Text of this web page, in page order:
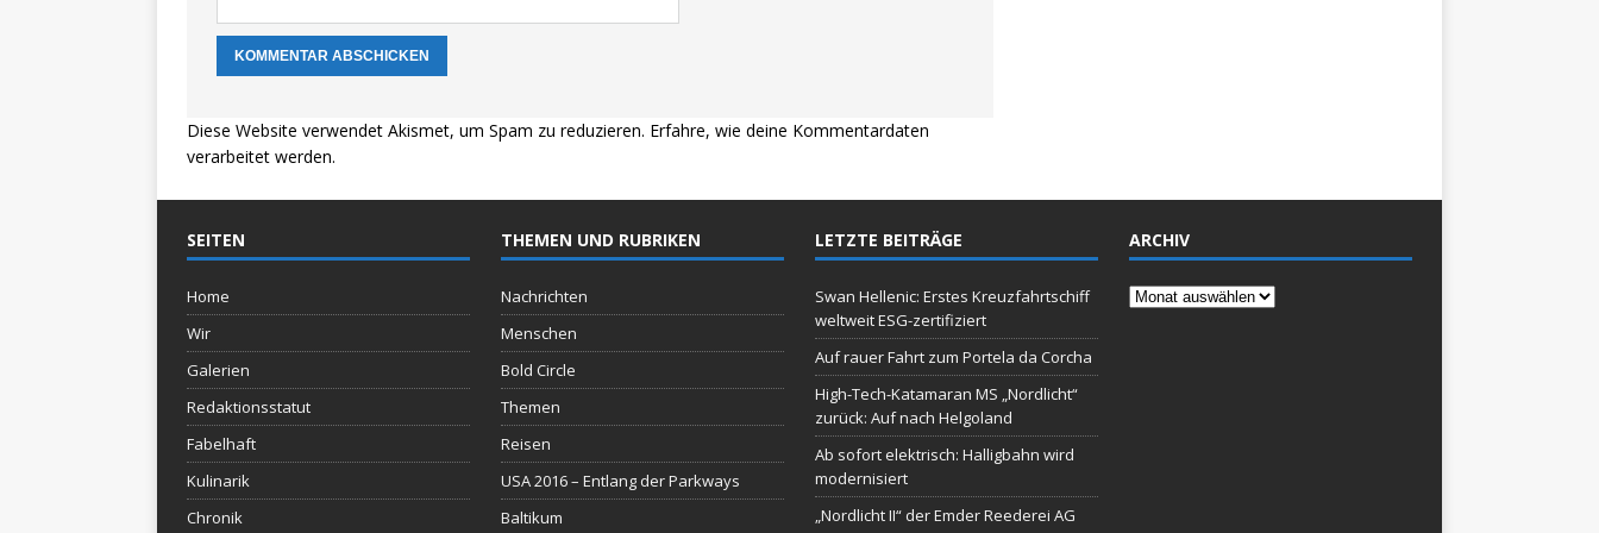
Diese Website verwendet Akismet, um Spam zu reduzieren. Erfahre, wie deine Kommentardaten
verarbeitet werden.
SEITEN
Home
Wir
Galerien
Redaktionsstatut
Fabelhaft
Kulinarik
Chronik
THEMEN UND RUBRIKEN
Nachrichten
Menschen
Bold Circle
Themen
Reisen
USA 2016 – Entlang der Parkways
Baltikum
LETZTE BEITRÄGE
Swan Hellenic: Erstes Kreuzfahrtschiff
weltweit ESG-zertifiziert
Auf rauer Fahrt zum Portela da Corcha
High-Tech-Katamaran MS „Nordlicht“
zurück: Auf nach Helgoland
Ab sofort elektrisch: Halligbahn wird
modernisiert
„Nordlicht II“ der Emder Reederei AG
ARCHIV
Archiv